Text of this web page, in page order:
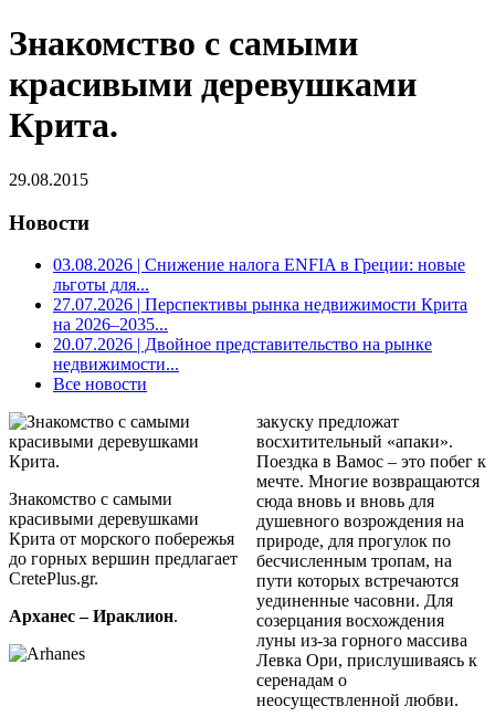
Знакомство с самыми
красивыми деревушками
Крита.
29.08.2015
Новости
03.08.2026 | Снижение налога ENFIA в Греции: новые
льготы для...
27.07.2026 | Перспективы рынка недвижимости Крита
на 2026–2035...
20.07.2026 | Двойное представительство на рынке
недвижимости...
Все новости
Знакомство с самыми
красивыми деревушками
Крита от морского побережья
до горных вершин предлагает
CretePlus.gr.
Арханес – Ираклион.
закуску предложат
восхитительный «апаки».
Поездка в Вамос – это побег к
мечте. Многие возвращаются
сюда вновь и вновь для
душевного возрождения на
природе, для прогулок по
бесчисленным тропам, на
пути которых встречаются
уединенные часовни. Для
созерцания восхождения
луны из-за горного массива
Левка Ори, прислушиваясь к
серенадам о
неосуществленной любви.